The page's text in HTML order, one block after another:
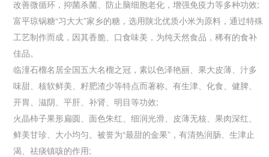
改善微循环，抑菌杀菌、防止脑细胞老化，增强免疫力等多种功效;
富平琼锅糖“习大大”家乡的糖，选用陕北优质小米为原料，通过特殊
工艺制作而成，因其香脆、口食味美，为纯天然食品，稀有的食补
佳品。
临潼石榴名居全国五大名榴之冠，素以色泽艳丽、果大皮薄、汁多
味甜、核软鲜美、籽肥渣少等特点而著称。有生津、化食、健脾、
开胃、滋阴、平肝、补肾、明目等功效;
火晶柿子果形扁圆、面色朱红、细润光滑、皮薄无核、果肉深红、
鲜美甘珍、大小均匀。被誉为“最甜的金果”，有清热润肠、生津止
渴、祛痰镇咳的作用;